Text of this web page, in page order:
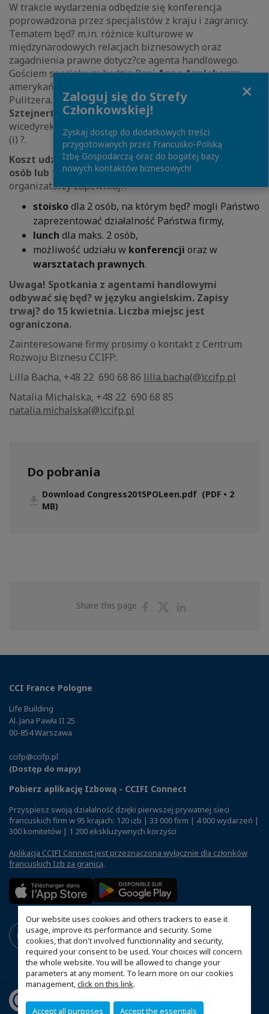
Our website uses cookies and others trackers to ease it
usage, improve its performance and security. Some
cookies, that don't involved functionnality and security,
required your consent to be used. Your choices will concern
the whole website. You will be allowed to change your
parameters at any moment. To learn more on our cookies
management,click on this link.
Accept all purposes Accept the essentials
W trakcie wydarzenia odbędzie się konferencja
poprowadzona przez specjalistów z kraju i zagranicy.
Tematem będ? m.in. różnice kulturowe w
międzynarodowych relacjach biznesowych oraz
zagadnienia prawne dotycz?ce agenta handlowego.
Gościem specjalnym będzie PaniAnne Applebaum,
amerykańsko-polska dziennikarka, laureatka Nagrody
Pulitzera. Prelegentami będ? również adw.
Sztejnert-Roszakoraz PaniNathalie Lorrain
wicedyrektor firmy doradczej Itineraires Interculturel
(i) ?.
Koszt udziału w Kongresie wynosi 175 euro dla 2
osób lub 155 euro dla jednej osoby.W ramach ceny
organizatorzy zapewniaj?:
stoiskodla 2 osób, na którym będ? mogli Państwo
zaprezentować działalność Państwa firmy,
lunch dla maks. 2 osób,
możliwość udziału w konferencji oraz w
warsztatach prawnych.
Uwaga! Spotkania z agentami handlowymi
odbywać się będ? w języku angielskim. Zapisy
trwaj? do 15 kwietnia. Liczba miejsc jest
ograniczona.
Zainteresowane firmy prosimy o kontakt z Centrum
Rozwoju Biznesu CCIFP:
Lilla Bacha, +48 22 690 68 86 lilla.bacha(@)ccifp.pl
Natalia Michalska, +48 22 690 68 85
natalia.michalska(@)ccifp.pl
Do pobrania
Download Congress2015POLeen.pdf (PDF • 2
MB)
Share this page
ShareShare
CCI France Pologne
Life Building
Al. Jana Pawła II 25
00-854 Warszawa
ccifp@ccifp.pl
(Dostęp do mapy)
Pobierz aplikację Izbową - CCIFI Connect
Przyspiesz swoją działalność dzięki pierwszej prywatnej sieci
francuskich firm w 95 krajach: 120 izb | 33 000 firm | 4 000 wydarzeń |
300 komitetów | 1 200 ekskluzywnych korzyści
Aplikacja CCIFI Connect jest przeznaczona wyłącznie dla członków
francuskich Izb za granicą.
Zaloguj się do Strefy
Członkowskiej!
Zyskaj dostęp do dodatkowych treści
przygotowanych przez Francusko-Polską
Izbę Gospodarczą oraz do bogatej bazy
nowych kontaktów biznesowych!